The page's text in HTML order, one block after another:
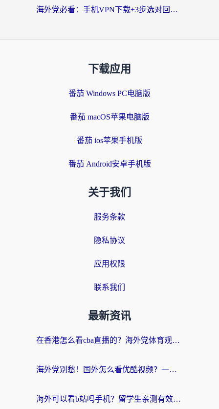
海外党必看：手机VPN下载+3步选对回国加速器，无缝刷国内资源不再愁
下载应用
番茄 Windows PC电脑版
番茄 macOS苹果电脑版
番茄 ios苹果手机版
番茄 Android安卓手机版
关于我们
服务条款
隐私协议
应用权限
联系我们
最新资讯
在香港怎么看cba直播的？海外党体育观赛终极指南：告别版权限制，畅享中文解说
海外党别愁！国外怎么看优酷视频？一招解决追剧、看直播难题
海外可以看b站吗手机？留学生亲测有效的回国加速指南